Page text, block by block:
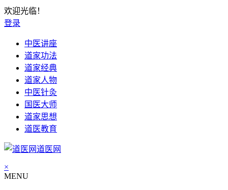
欢迎光临！
登录
中医讲座
道家功法
道家经典
道家人物
中医针灸
国医大师
道家思想
道医教育
道医网
×
MENU